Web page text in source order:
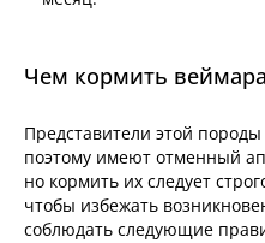
Чем кормить
Представители этой
поэтому имеют отменный
но кормить их следует
чтобы избежать
соблюдать следующие